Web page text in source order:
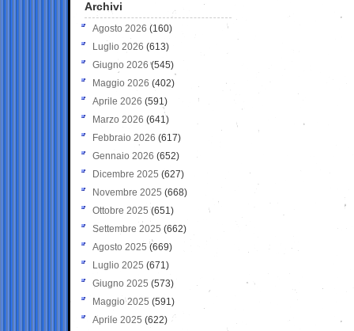
Archivi
Agosto 2026 (160)
Luglio 2026 (613)
Giugno 2026 (545)
Maggio 2026 (402)
Aprile 2026 (591)
Marzo 2026 (641)
Febbraio 2026 (617)
Gennaio 2026 (652)
Dicembre 2025 (627)
Novembre 2025 (668)
Ottobre 2025 (651)
Settembre 2025 (662)
Agosto 2025 (669)
Luglio 2025 (671)
Giugno 2025 (573)
Maggio 2025 (591)
Aprile 2025 (622)